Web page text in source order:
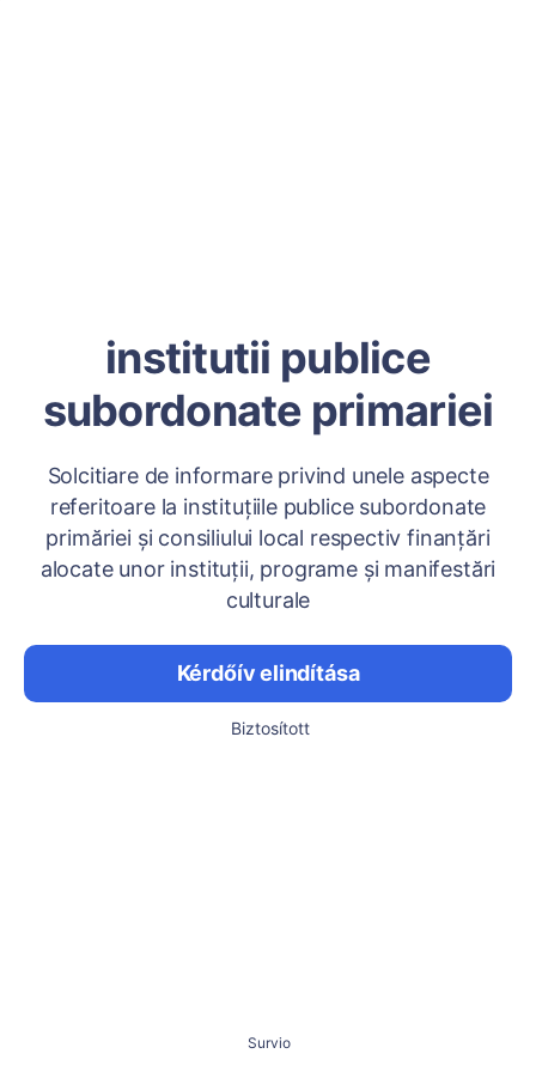
institutii publice
subordonate primariei
Solcitiare de informare privind unele aspecte
referitoare la instituțiile publice subordonate
primăriei și consiliului local respectiv finanțări
alocate unor instituții, programe și manifestări
culturale
Kérdőív elindítása
Biztosított
Survio